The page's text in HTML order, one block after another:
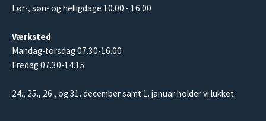
Lør-, søn- og helligdage 10.00 - 16.00
Værksted
Mandag-torsdag 07.30-16.00
Fredag 07.30-14.15
24., 25., 26., og 31. december samt 1. januar holder vi lukket.